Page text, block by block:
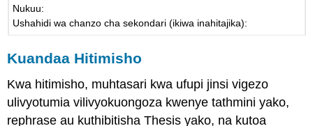
Nukuu:
Ushahidi wa chanzo cha sekondari (ikiwa inahitajika):
Kuandaa Hitimisho
Kwa hitimisho, muhtasari kwa ufupi jinsi vigezo
ulivyotumia vilivyokuongoza kwenye tathmini yako,
rephrase au kuthibitisha Thesis yako, na kutoa